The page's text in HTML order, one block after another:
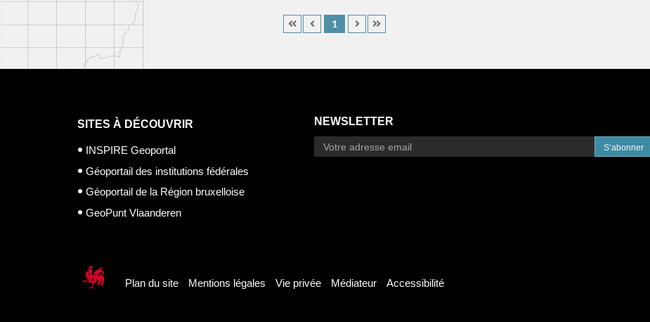
1
SITES À DÉCOUVRIR
INSPIRE Geoportal
Géoportail des institutions fédérales
Géoportail de la Région bruxelloise
GeoPunt Vlaanderen
NEWSLETTER
S’abonner
Plan du site Mentions légales Vie privée Médiateur Accessibilité